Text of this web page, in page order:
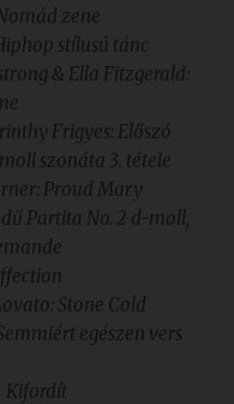
zene
stílusú tánc
& Ella Fitzgerald:
Frigyes: Előszó
szonáta 3. tétele
Proud Mary
Partita No. 2 d-moll,
Stone Cold
egészen vers
Kifordít